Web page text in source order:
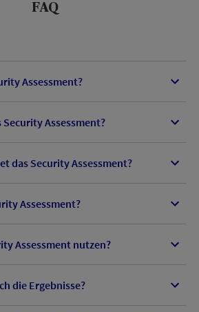
FAQ
Assessment?
Assessment?
das Security Assessment?
Assessment?
Assessment nutzen?
die Ergebnisse?